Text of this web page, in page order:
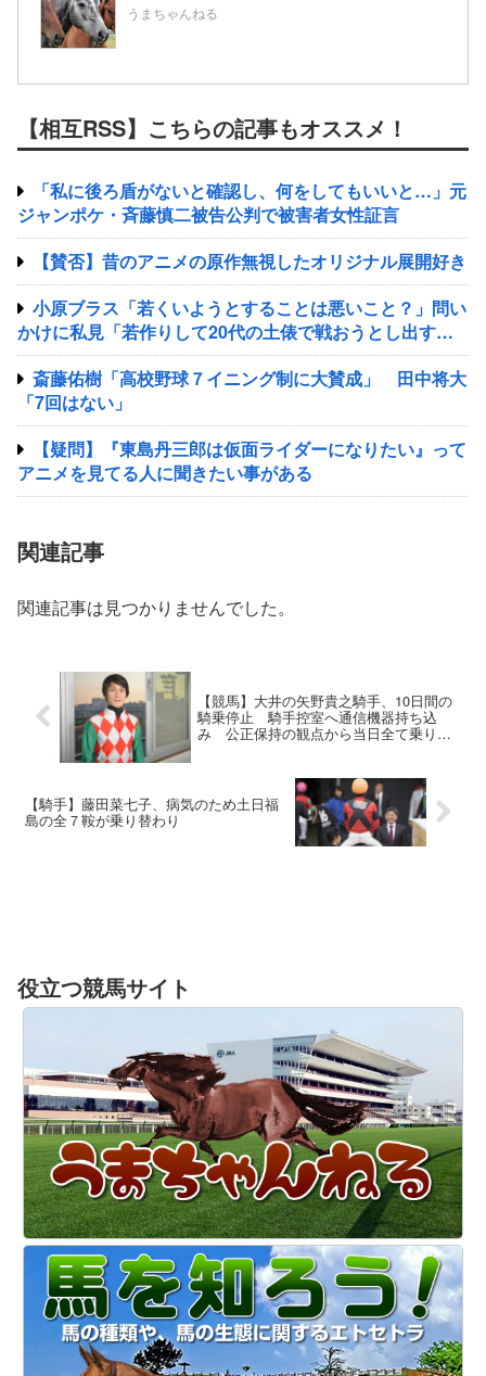
うまちゃんねる
【相互RSS】こちらの記事もオススメ！
「私に後ろ盾がないと確認し、何をしてもいいと…」元
ジャンポケ・斉藤慎二被告公判で被害者女性証言
【賛否】昔のアニメの原作無視したオリジナル展開好き
小原ブラス「若くいようとすることは悪いこと？」問い
かけに私見「若作りして20代の土俵で戦おうとし出すと
クソ痛いヤツに…」
斎藤佑樹「高校野球７イニング制に大賛成」 田中将大
「7回はない」
【疑問】『東島丹三郎は仮面ライダーになりたい』って
アニメを見てる人に聞きたい事がある
関連記事
関連記事は見つかりませんでした。
【競馬】大井の矢野貴之騎手、10日間の
騎乗停止 騎手控室へ通信機器持ち込
み 公正保持の観点から当日全て乗り替
【騎手】藤田菜七子、病気のため土日福
島の全７鞍が乗り替わり
役立つ競馬サイト